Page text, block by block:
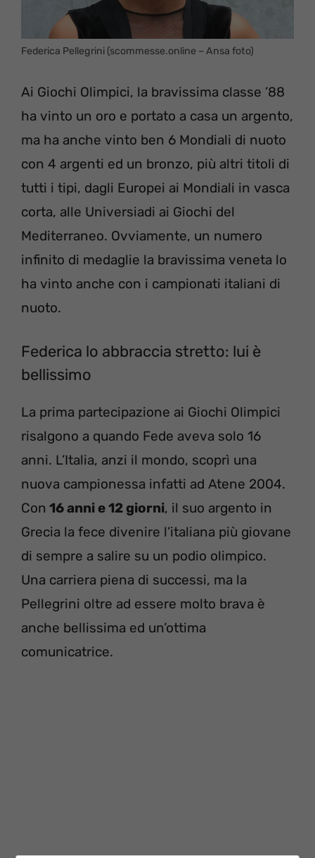
Federica Pellegrini (scommesse.online – Ansa foto)
Ai Giochi Olimpici, la bravissima classe ’88
ha vinto un oro e portato a casa un argento,
ma ha anche vinto ben 6 Mondiali di nuoto
con 4 argenti ed un bronzo, più altri titoli di
tutti i tipi, dagli Europei ai Mondiali in vasca
corta, alle Universiadi ai Giochi del
Mediterraneo. Ovviamente, un numero
infinito di medaglie la bravissima veneta lo
ha vinto anche con i campionati italiani di
nuoto.
Federica lo abbraccia stretto: lui è
bellissimo
La prima partecipazione ai Giochi Olimpici
risalgono a quando Fede aveva solo 16
anni. L’Italia, anzi il mondo, scoprì una
nuova campionessa infatti ad Atene 2004.
Con 16 anni e 12 giorni, il suo argento in
Grecia la fece divenire l’italiana più giovane
di sempre a salire su un podio olimpico.
Una carriera piena di successi, ma la
Pellegrini oltre ad essere molto brava è
anche bellissima ed un’ottima
comunicatrice.